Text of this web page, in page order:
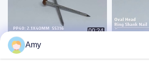
00:24
Clavija con cabeza de plástico de
acero inoxidable
Amy